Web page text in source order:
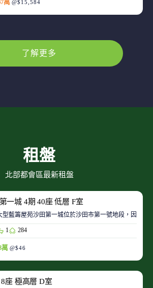
萬 @$15,584
了解更多
租盤
北部都會區最新租盤
一城 4期 40座 低層 F室
型藍籌屋苑沙田第一城位於沙田市第一號地段，因此
1 284
萬 @$46
座 極高層 D室